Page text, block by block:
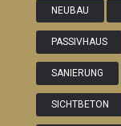
NEUBAU
PASSIVHAUS
SANIERUNG
SICHTBETON